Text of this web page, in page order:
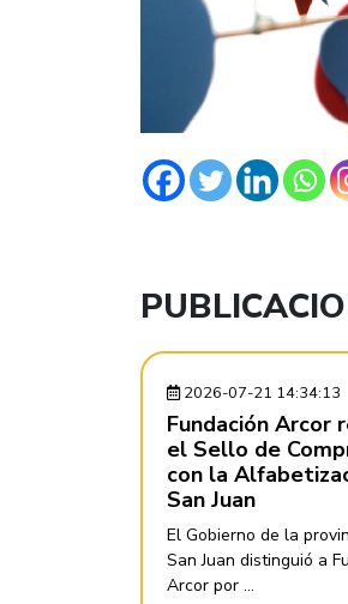
2026-07-21 14:34:13
Fundación Arcor
el Sello de
con la
San Juan
El Gobierno de la
San Juan distinguió a
Arcor por ...